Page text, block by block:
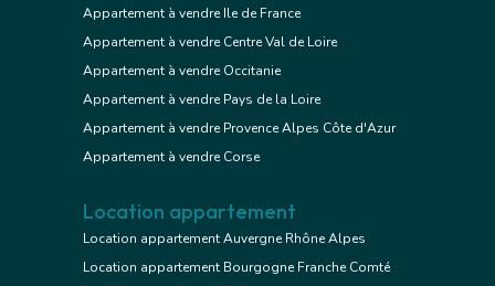
Appartement à vendre Ile de France
Appartement à vendre Centre Val de Loire
Appartement à vendre Occitanie
Appartement à vendre Pays de la Loire
Appartement à vendre Provence Alpes Côte d'Azur
Appartement à vendre Corse
Location appartement
Location appartement Auvergne Rhône Alpes
Location appartement Bourgogne Franche Comté